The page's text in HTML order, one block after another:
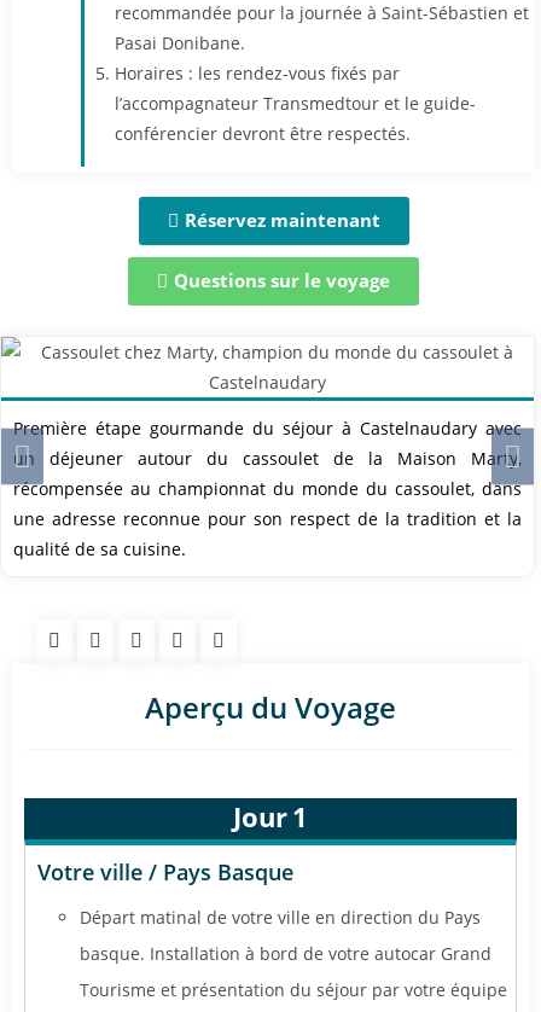
recommandée pour la journée à Saint-Sébastien et
Pasai Donibane.
Horaires : les rendez-vous fixés par
l’accompagnateur Transmedtour et le guide-
conférencier devront être respectés.
Réservez maintenant
Questions sur le voyage
Première étape gourmande du séjour à Castelnaudary avec
un déjeuner autour du cassoulet de la Maison Marty,
récompensée au championnat du monde du cassoulet, dans
une adresse reconnue pour son respect de la tradition et la
qualité de sa cuisine.
Aperçu du Voyage
Jour1
Votre ville / Pays Basque
Départ matinal de votre ville en direction du Pays
basque. Installation à bord de votre autocar Grand
Tourisme et présentation du séjour par votre équipe